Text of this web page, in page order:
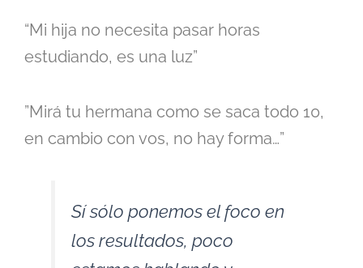
“Mi hija no necesita pasar horas
estudiando, es una luz”
”Mirá tu hermana como se saca todo 10,
en cambio con vos, no hay forma…”
Sí sólo ponemos el foco en
los resultados, poco